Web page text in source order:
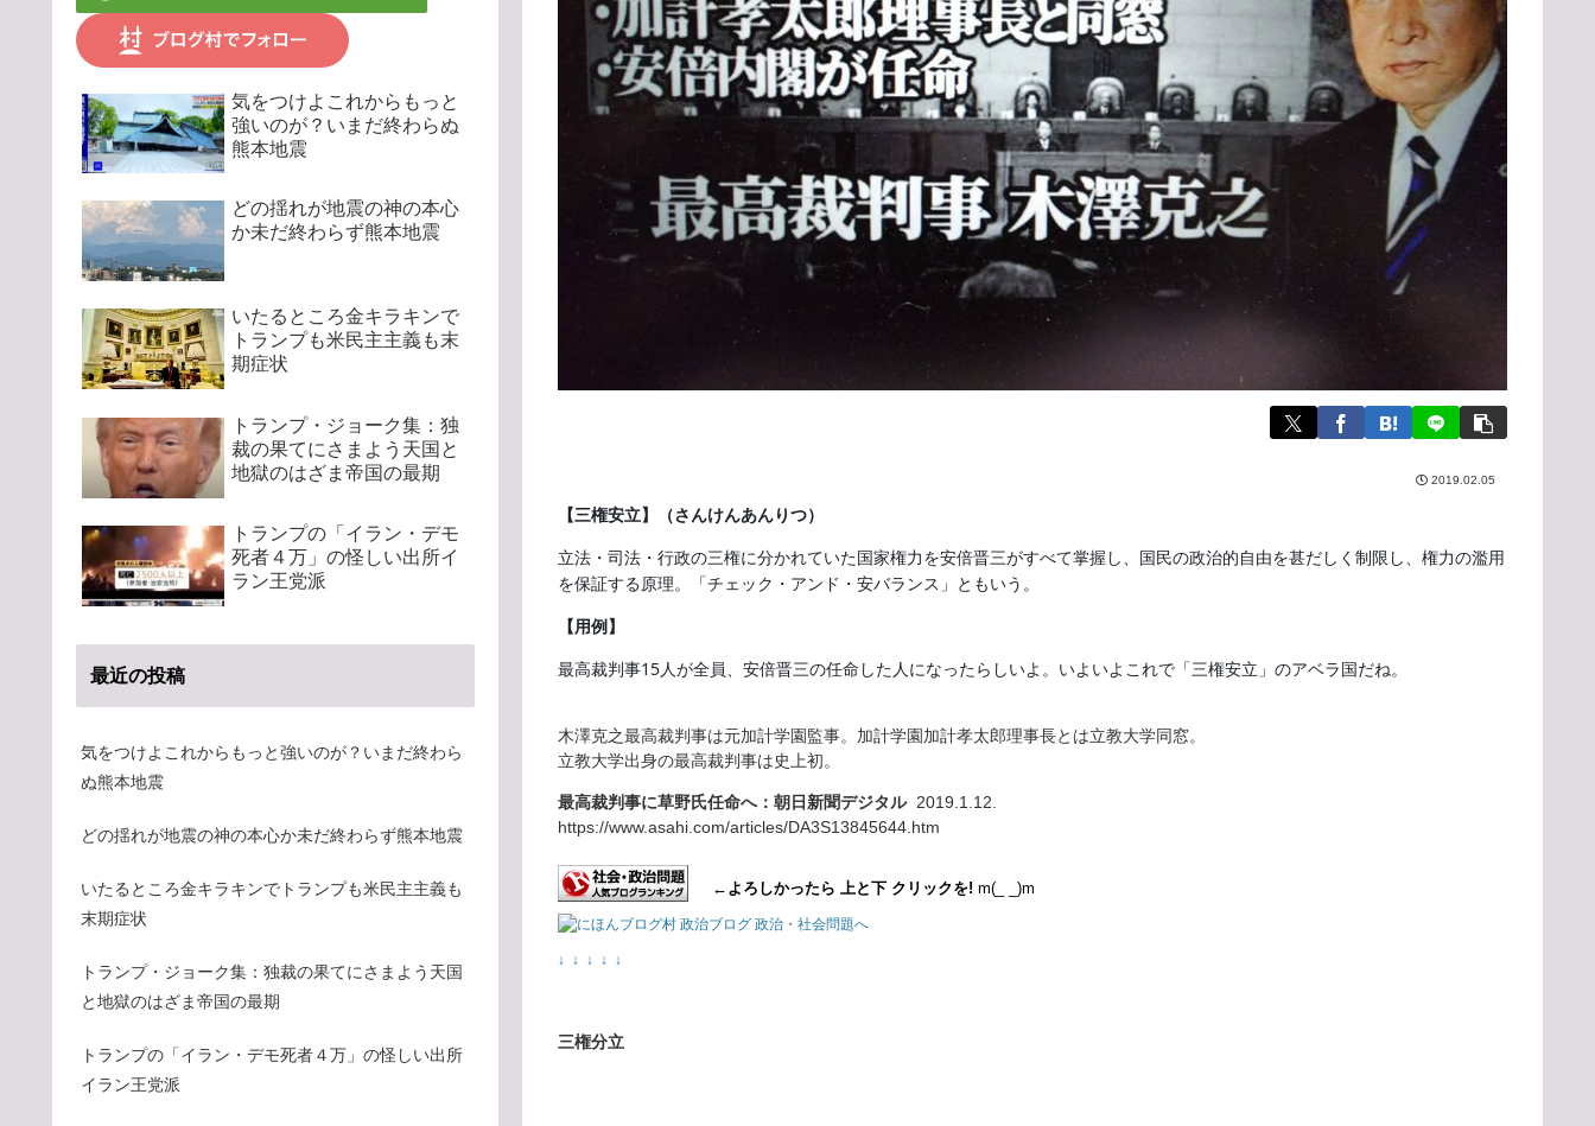
2019.02.05
【三権安立】（さんけんあんりつ）
立法・司法・行政の三権に分かれていた国家権力を安倍晋三がすべて掌握し、国民の政治的自由を甚だしく制限し、権力の濫用
を保証する原理。「チェック・アンド・安バランス」ともいう。
【用例】
最高裁判事15人が全員、安倍晋三の任命した人になったらしいよ。いよいよこれで「三権安立」のアベラ国だね。
木澤克之最高裁判事は元加計学園監事。加計学園加計孝太郎理事長とは立教大学同窓。
立教大学出身の最高裁判事は史上初。
最高裁判事に草野氏任命へ：朝日新聞デジタル 2019.1.12.
https://www.asahi.com/articles/DA3S13845644.htm
←よろしかったら 上と下 クリックを! m(_ _)m
↓ ↓ ↓ ↓ ↓
三権分立
気をつけよこれからもっと
強いのが？いまだ終わらぬ
熊本地震
どの揺れが地震の神の本心
か未だ終わらず熊本地震
いたるところ金キラキンで
トランプも米民主主義も末
期症状
トランプ・ジョーク集：独
裁の果てにさまよう天国と
地獄のはざま帝国の最期
トランプの「イラン・デモ
死者４万」の怪しい出所イ
ラン王党派
最近の投稿
気をつけよこれからもっと強いのが？いまだ終わら
ぬ熊本地震
どの揺れが地震の神の本心か未だ終わらず熊本地震
いたるところ金キラキンでトランプも米民主主義も
末期症状
トランプ・ジョーク集：独裁の果てにさまよう天国
と地獄のはざま帝国の最期
トランプの「イラン・デモ死者４万」の怪しい出所
イラン王党派